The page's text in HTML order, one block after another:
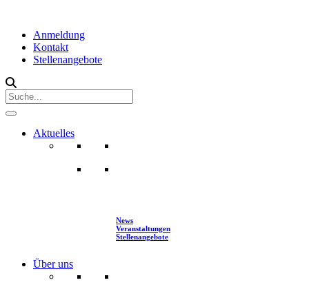
Anmeldung
Kontakt
Stellenangebote
Aktuelles
News
Veranstaltungen
Stellenangebote
Über uns